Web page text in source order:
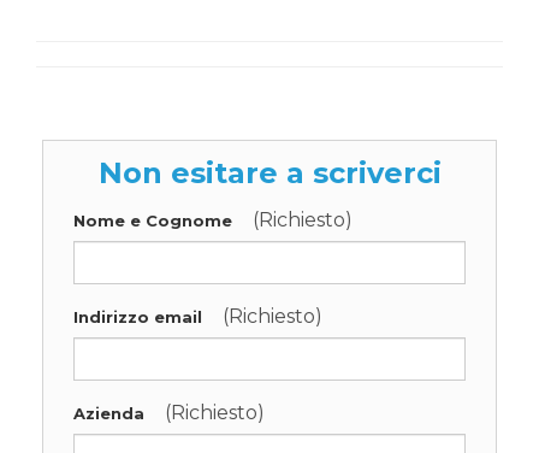
Non esitare a scriverci
Nome e Cognome (Richiesto)
Indirizzo email (Richiesto)
Azienda (Richiesto)